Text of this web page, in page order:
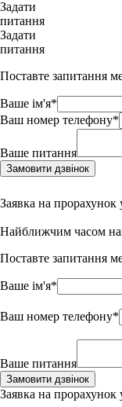
Задати
питання
Задати
питання
Поставте запитання
Ваше ім'я*
Ваш номер телефону*
Ваше питання
Замовити дзвінок
Заявка на прорахунок
Найближчим часом
Поставте запитання
Ваше ім'я*
Ваш номер телефону*
Ваше питання
Замовити дзвінок
Заявка на прорахунок